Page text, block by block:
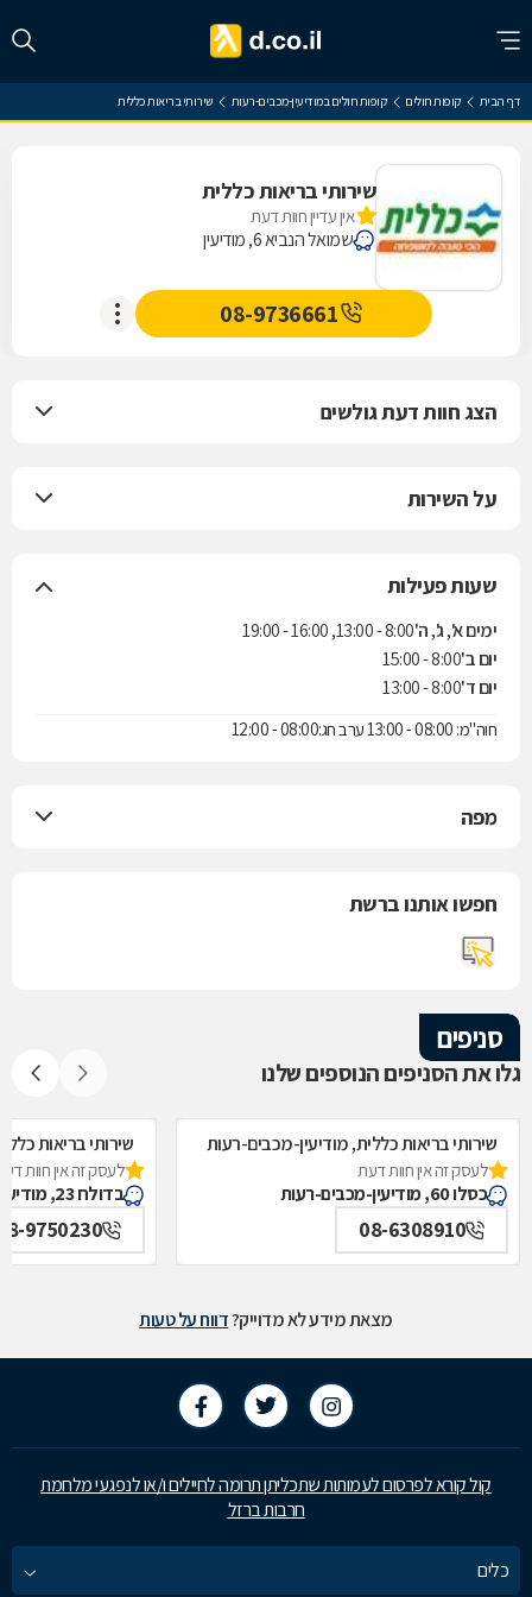
דף הבית קופות חולים קופות חולים במודיעין-מכבים-רעות שירותי בריאות כללית
שירותי בריאות כללית
אין עדיין חוות דעת
שמואל הנביא 6, מודיעין
08-9736661
הצג חוות דעת גולשים
על השירות
שעות פעילות
ימים א', ג', ה'8:00 - 13:00, 16:00 - 19:00
יום ב'8:00 - 15:00
יום ד'8:00 - 13:00
חוה"מ: 08:00 - 13:00 ערב חג:08:00 - 12:00
מפה
חפשו אותנו ברשת
סניפים
גלו את הסניפים הנוספים שלנו
שירותי בריאות כללית, מודיעין-מכבים-רעות
לעסק זה אין חוות דעת
כסלו 60, מודיעין-מכבים-רעות
08-6308910
שירותי בריאות
לעסק זה אין חוות
בדולח 23, מודיעין-מכבים-רעות
9750230
מצאת מידע לא מדוייק?דווח על טעות
קול קורא לפרסום לעמותות שתכליתן תרומה לחיילים ו/או לנפגעי מלחמת
חרבות ברזל
כלים